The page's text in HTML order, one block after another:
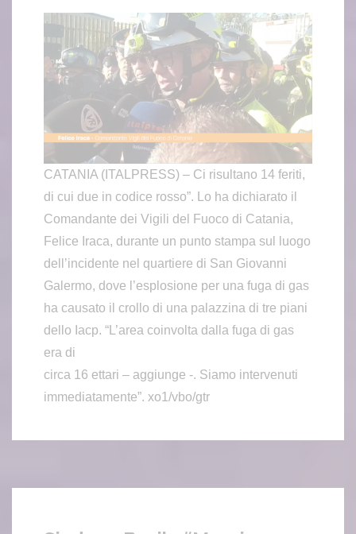
CATANIA (ITALPRESS) – Ci risultano 14 feriti,
di cui due in codice rosso”. Lo ha dichiarato il
Comandante dei Vigili del Fuoco di Catania,
Felice Iraca, durante un punto stampa sul luogo
dell’incidente nel quartiere di San Giovanni
Galermo, dove l’esplosione per una fuga di gas
ha causato il crollo di una palazzina di tre piani
dello Iacp. “L’area coinvolta dalla fuga di gas
era di
circa 16 ettari – aggiunge -. Siamo intervenuti
immediatamente”. xo1/vbo/gtr